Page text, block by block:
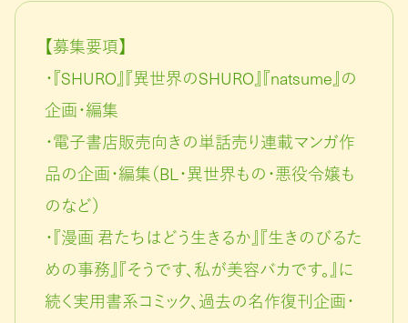
【募集要項】
・『SHURO』『異世界のSHURO』『natsume』の
企画・編集
・電子書店販売向きの単話売り連載マンガ作
品の企画・編集（BL・異世界もの・悪役令嬢も
のなど）
・『漫画 君たちはどう生きるか』『生きのびるた
めの事務』『そうです、私が美容バカです。』に
続く実用書系コミック、過去の名作復刊企画・